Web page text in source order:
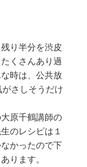
り半分を渋皮
くさんあり過
時は、公共放
さしそうだけ
原千鶴講師の
のレシピは１
かったので下
ります。